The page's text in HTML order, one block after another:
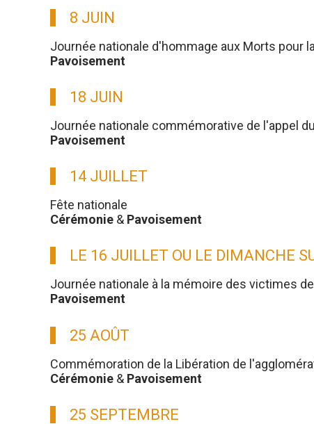
8 JUIN
Journée nationale d'hommage aux Morts pour
Pavoisement
18 JUIN
Journée nationale commémorative de l'appel
Pavoisement
14 JUILLET
Fête nationale
Cérémonie & Pavoisement
LE 16 JUILLET OU LE DIMANCHE
Journée nationale à la mémoire des victimes
Pavoisement
25 AOÛT
Commémoration de la Libération de
Cérémonie & Pavoisement
25 SEPTEMBRE